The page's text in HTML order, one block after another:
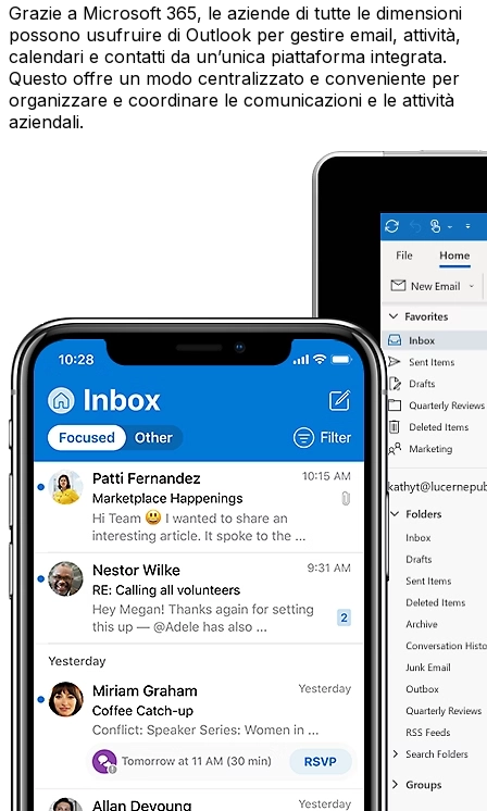
Grazie a Microsoft 365, le aziende di tutte le dimensioni
possono usufruire di Outlook per gestire email, attività,
calendari e contatti da un’unica piattaforma integrata.
Questo offre un modo centralizzato e conveniente per
organizzare e coordinare le comunicazioni e le attività
aziendali.